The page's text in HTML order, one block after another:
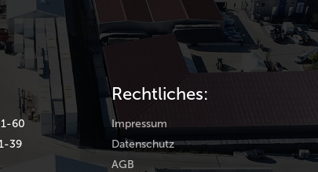
60
39
Rechtliches:
Impressum
Datenschutz
AGB